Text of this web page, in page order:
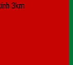
3km